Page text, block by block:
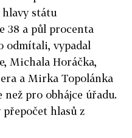
hlavy státu
38 a půl procenta
odmítali, vypadal
Michala Horáčka,
a Mirka Topolánka
pro obhájce úřadu.
přepočet hlasů z